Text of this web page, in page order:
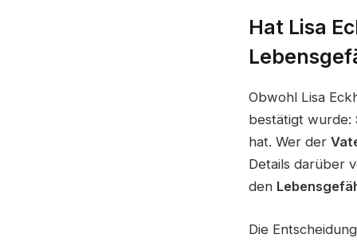
Hat Lisa
Obwohl Lisa
bestätigt wurde:
hat. Wer der
Details darüber
den
Die